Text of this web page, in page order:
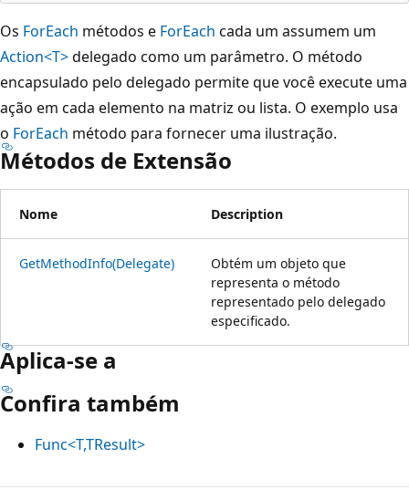
Os ForEach métodos e ForEach cada um assumem um
Action<T>delegado como um parâmetro. O método
encapsulado pelo delegado permite que você execute uma
ação em cada elemento na matriz ou lista. O exemplo usa
o ForEach método para fornecer uma ilustração.
Métodos de Extensão
Nome Description
GetMethodInfo(Delegate)
Obtém um objeto que
representa o método
representado pelo delegado
especificado.
Aplica-se a
Confira também
Func<T,TResult>